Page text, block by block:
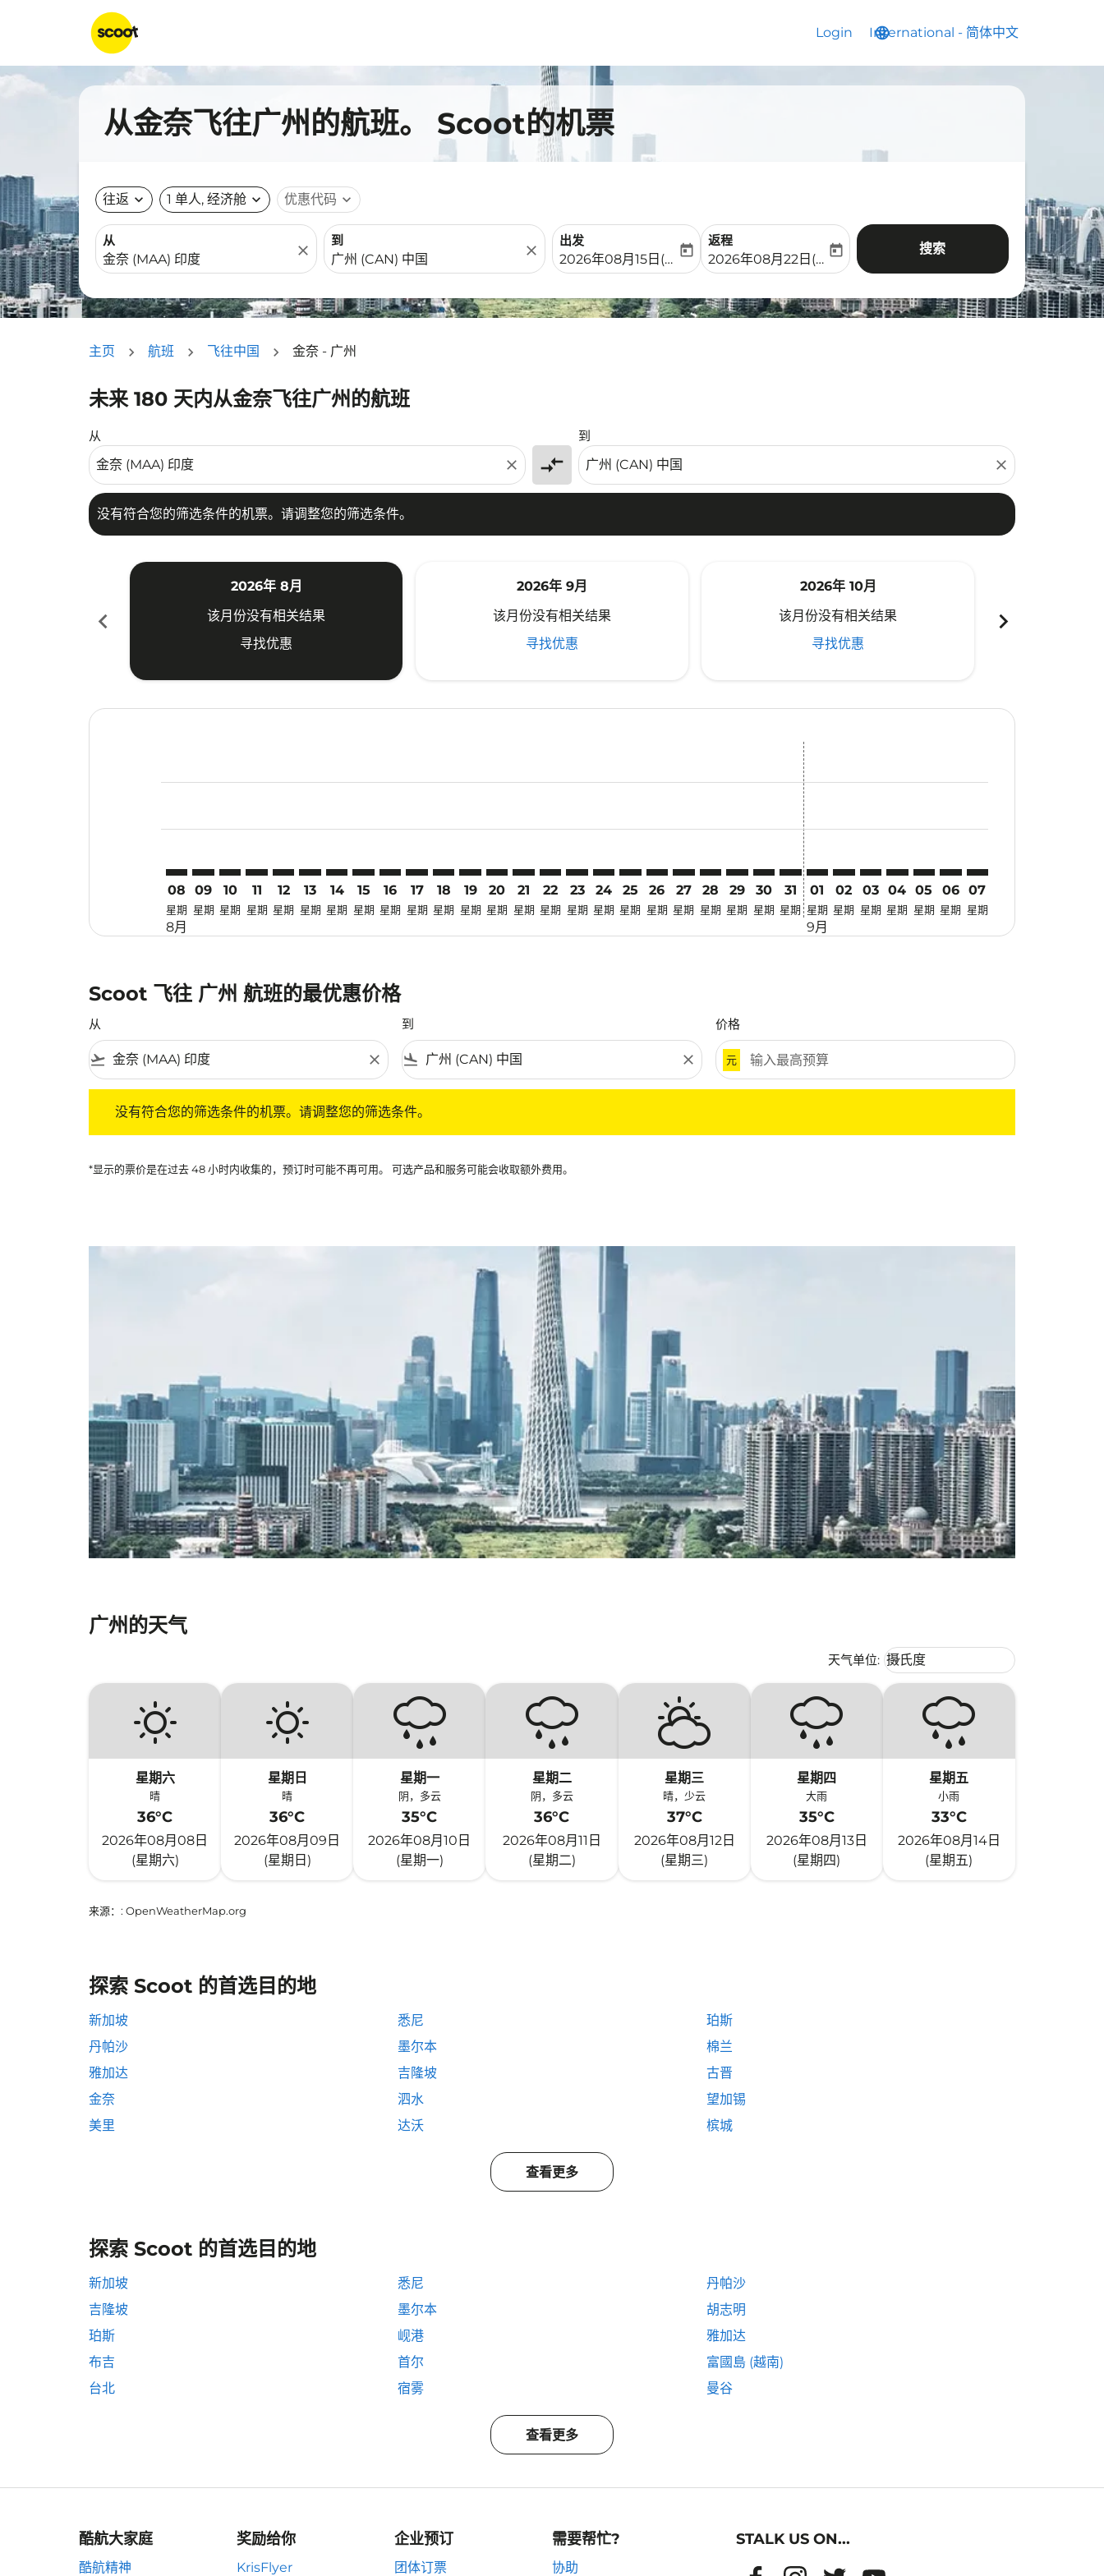
Login language
International - 简体中文
keyboard_arrow_down
从金奈飞往广州的航班。 Scoot的机票
往返 expand_more 1 单人, 经济舱 expand_more 优惠代码 expand_more
从
close
到
close
出发
fc-booking-departure-date-aria-label
2026年08月15日(周六)
today
返程
fc-booking-return-date-aria-label
2026年08月22日(周六)
today 搜索
主页 航班 飞往中国 金奈 - 广州
未来 180 天内从金奈飞往广州的航班
从
close compare_arrows
到
close
没有符合您的筛选条件的机票。请调整您的筛选条件。
没有符合您的筛选条件的机票。请调整您的筛选条件。
chevron_left
2026年 8月
该月份没有相关结果
寻找优惠
2026年 9月
该月份没有相关结果
寻找优惠
2026年 10月
该月份没有相关结果
寻找优惠
chevron_right
08
星期
8月
09
星期
10
星期
11
星期
12
星期
13
星期
14
星期
15
星期
16
星期
17
星期
18
星期
19
星期
20
星期
MAA–CAN: cmp-view-offers-disclaimer. 寻找优惠
21
星期
MAA–CAN: cmp-view-offers-disclaimer. 寻找优惠
22
星期
MAA–CAN: cmp-view-offers-disclaimer. 寻找优惠
23
星期
MAA–CAN: cmp-view-offers-disclaimer. 寻找优惠
24
星期
MAA–CAN: cmp-view-offers-disclaimer. 寻找优惠
25
星期
MAA–CAN: cmp-view-offers-disclaimer. 寻找优惠
26
星期
MAA–CAN: cmp-view-offers-disclaimer. 寻找优惠
27
星期
MAA–CAN: cmp-view-offers-disclaimer. 寻找优惠
28
星期
MAA–CAN: cmp-view-offers-disclaimer. 寻找优惠
29
星期
MAA–CAN: cmp-view-offers-disclaimer. 寻找优惠
30
星期
MAA–CAN: cmp-view-offers-disclaimer. 寻找优惠
31
星期
01
星期
9月
02
星期
03
星期
04
星期
05
星期
06
星期
07
星期
Scoot 飞往 广州 航班的最优惠价格
从
flight_takeoff close
到
flight_land close
价格
元
没有符合您的筛选条件的机票。请调整您的筛选条件。
*显示的票价是在过去 48 小时内收集的，预订时可能不再可用。 可选产品和服务可能会收取额外费用。
广州的天气
天气单位: Weather unit option 摄氏度
摄氏度
keyboard_arrow_down
星期六
晴
36°C
2026年08月08日
(星期六)
星期日
晴
36°C
2026年08月09日
(星期日)
星期一
阴，多云
35°C
2026年08月10日
(星期一)
星期二
阴，多云
36°C
2026年08月11日
(星期二)
星期三
晴，少云
37°C
2026年08月12日
(星期三)
星期四
大雨
35°C
2026年08月13日
(星期四)
星期五
小雨
33°C
2026年08月14日
(星期五)
来源： : OpenWeatherMap.org
探索 Scoot 的首选目的地
新加坡 悉尼
珀斯
丹帕沙
墨尔本
棉兰
雅加达
吉隆坡
古晋
金奈
泗水
望加锡
美里
达沃 槟城
查看更多
探索 Scoot 的首选目的地
新加坡 悉尼
丹帕沙
吉隆坡
墨尔本
胡志明
珀斯
岘港
雅加达
布吉
首尔
富國島 (越南)
台北
宿雾 曼谷
查看更多
酷航大家庭
酷航精神
奖励给你
KrisFlyer
企业预订
团体订票
需要帮忙?
协助
STALK US ON...